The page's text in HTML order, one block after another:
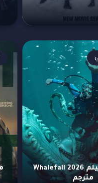
مشاهدة فيلم Whalefall 2026
مترجم